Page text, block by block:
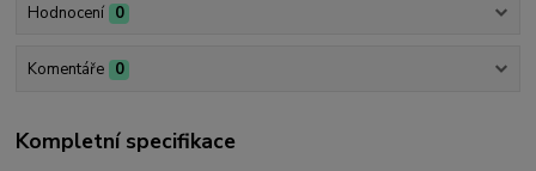
Hodnocení 0
Komentáře 0
Kompletní specifikace